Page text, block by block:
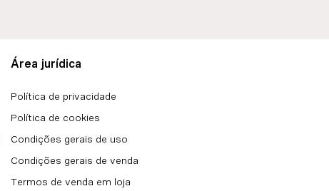
Área jurídica
Política de privacidade
Política de cookies
Condições gerais de uso
Condições gerais de venda
Termos de venda em loja